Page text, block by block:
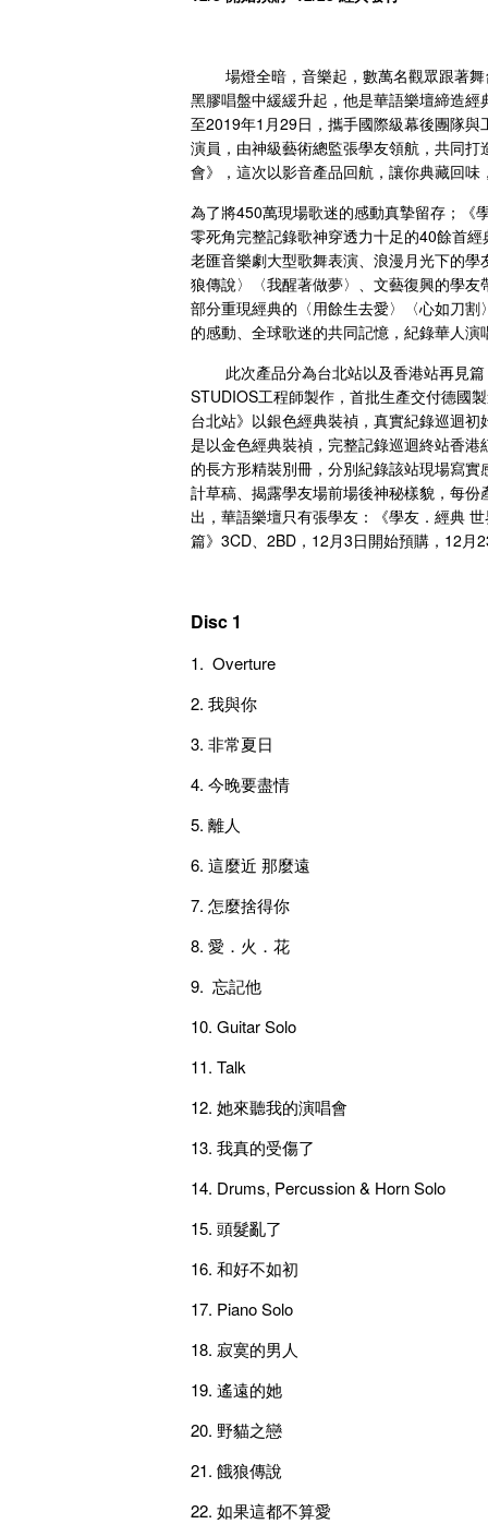
場燈全暗，音樂起，數萬名觀眾跟著舞
黑膠唱盤中緩緩升起，他是華語樂壇締造
至2019年1月29日，攜手國際級幕後團隊
演員，由神級藝術總監張學友領航，共同
會》，這次以影音產品回航，讓你典藏回味
為了將450萬現場歌迷的感動真摯留存；《
零死角完整記錄歌神穿透力十足的40餘首
老匯音樂劇大型歌舞表演、浪漫月光下的
狼傳說〉〈我醒著做夢〉、文藝復興的學
部分重現經典的〈用餘生去愛〉〈心如刀
的感動、全球歌迷的共同記憶，紀錄華人演
此次產品分為台北站以及香港站再見篇
STUDIOS工程師製作，首批生產交付德國
台北站》以銀色經典裝禎，真實紀錄巡迴
是以金色經典裝禎，完整記錄巡迴終站香
的長方形精裝別冊，分別紀錄該站現場寫
計草稿、揭露學友場前場後神秘樣貌，每
出，華語樂壇只有張學友：《學友．經典
篇》3CD、2BD，12月3日開始預購，12月
Disc 1
1. Overture
2. 我與你
3. 非常夏日
4. 今晚要盡情
5. 離人
6. 這麼近 那麼遠
7. 怎麼捨得你
8. 愛．火．花
9. 忘記他
10. Guitar Solo
11. Talk
12. 她來聽我的演唱會
13. 我真的受傷了
14. Drums, Percussion & Horn Solo
15. 頭髮亂了
16. 和好不如初
17. Piano Solo
18. 寂寞的男人
19. 遙遠的她
20. 野貓之戀
21. 餓狼傳說
22. 如果這都不算愛